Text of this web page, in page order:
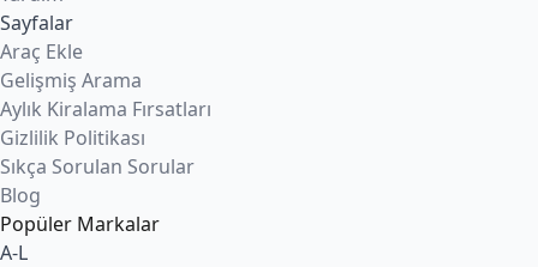
Sayfalar
Araç Ekle
Gelişmiş Arama
Aylık Kiralama Fırsatları
Gizlilik Politikası
Sıkça Sorulan Sorular
Blog
Popüler Markalar
A-L